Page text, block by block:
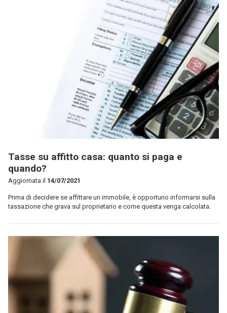
Tasse su affitto casa: quanto si paga e
quando?
Aggiornata il 14/07/2021
Prima di decidere se affittare un immobile, è opportuno informarsi sulla
tassazione che grava sul proprietario e come questa venga calcolata.